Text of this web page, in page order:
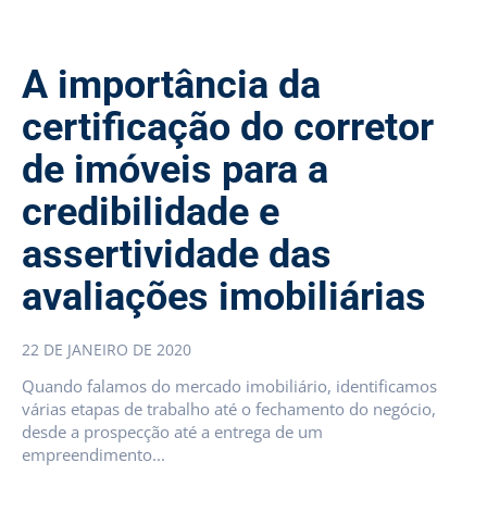
A importância da
certificação do corretor
de imóveis para a
credibilidade e
assertividade das
avaliações imobiliárias
22 DE JANEIRO DE 2020
Quando falamos do mercado imobiliário, identificamos
várias etapas de trabalho até o fechamento do negócio,
desde a prospecção até a entrega de um
empreendimento...